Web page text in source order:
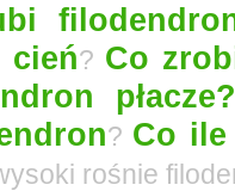
cień? Co
? Co
rośnie